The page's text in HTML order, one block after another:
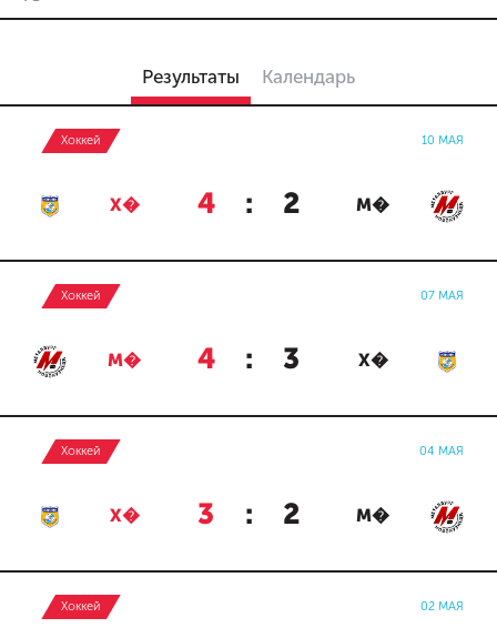
Результаты Календарь
Хоккей 10 МАЯ
Х� 4 : 2 М�
Хоккей 07 МАЯ
М� 4 : 3 Х�
Хоккей 04 МАЯ
Х� 3 : 2 М�
Хоккей 02 МАЯ